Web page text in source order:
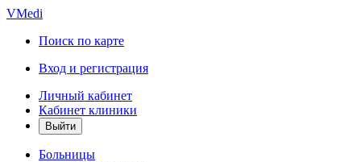
VMedi
Поиск по карте
Вход и регистрация
Личный кабинет
Кабинет клиники
Больницы